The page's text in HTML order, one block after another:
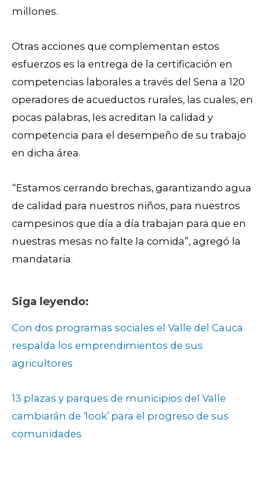
millones.
Otras acciones que complementan estos
esfuerzos es la entrega de la certificación en
competencias laborales a través del Sena a 120
operadores de acueductos rurales, las cuales, en
pocas palabras, les acreditan la calidad y
competencia para el desempeño de su trabajo
en dicha área.
“Estamos cerrando brechas, garantizando agua
de calidad para nuestros niños, para nuestros
campesinos que día a día trabajan para que en
nuestras mesas no falte la comida”, agregó la
mandataria.
Siga leyendo:
Con dos programas sociales el Valle del Cauca
respalda los emprendimientos de sus
agricultores
13 plazas y parques de municipios del Valle
cambiarán de ‘look’ para el progreso de sus
comunidades